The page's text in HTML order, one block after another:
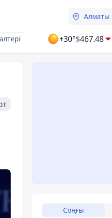
Алматы
+30°$467.48
Соңғы